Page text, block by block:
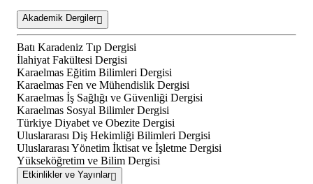
Akademik Dergiler
Batı Karadeniz Tıp Dergisi
İlahiyat Fakültesi Dergisi
Karaelmas Eğitim Bilimleri Dergisi
Karaelmas Fen ve Mühendislik Dergisi
Karaelmas İş Sağlığı ve Güvenliği Dergisi
Karaelmas Sosyal Bilimler Dergisi
Türkiye Diyabet ve Obezite Dergisi
Uluslararası Diş Hekimliği Bilimleri Dergisi
Uluslararası Yönetim İktisat ve İşletme Dergisi
Yükseköğretim ve Bilim Dergisi
Etkinlikler ve Yayınlar